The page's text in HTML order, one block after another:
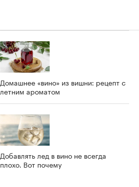
Домашнее «вино» из вишни: рецепт с
летним ароматом
Добавлять лед в вино не всегда
плохо. Вот почему